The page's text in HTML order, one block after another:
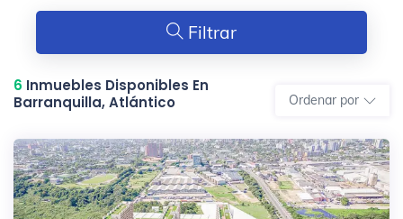
Filtrar
6 Inmuebles Disponibles En
Barranquilla, Atlántico
Ordenar por